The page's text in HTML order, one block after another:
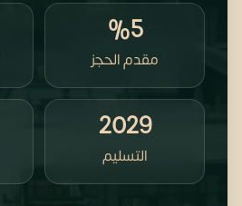
%5
مقدم الحجز
2029
التسليم